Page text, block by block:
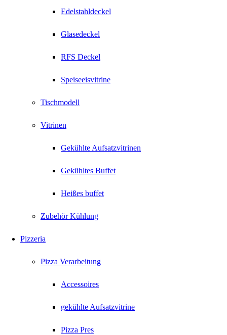
Edelstahldeckel
Glasedeckel
RFS Deckel
Speiseeisvitrine
Tischmodell
Vitrinen
Gekühlte Aufsatzvitrinen
Gekühltes Buffet
Heißes buffet
Zubehör Kühlung
Pizzeria
Pizza Verarbeitung
Accessoires
gekühlte Aufsatzvitrine
Pizza Pres